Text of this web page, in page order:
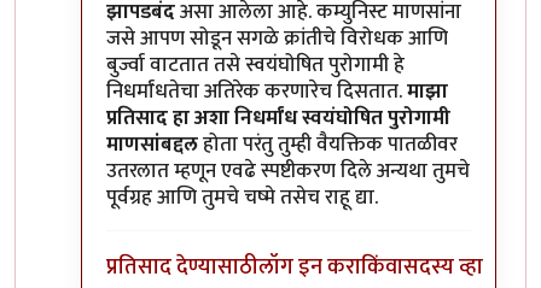
झापडबंदअसा आलेला आहे. कम्युनिस्ट माणसांना
जसे आपण सोडून सगळे क्रांतीचे विरोधक आणि
बुर्ज्वा वाटतात तसे स्वयंघोषित पुरोगामी हे
निधर्मांधतेचा अतिरेक करणारेच दिसतात.माझा
प्रतिसाद हा अशा निधर्मांध स्वयंघोषित पुरोगामी
माणसांबद्दलहोता परंतु तुम्ही वैयक्तिक पातळीवर
उतरलात म्हणून एवढे स्पष्टीकरण दिले अन्यथा तुमचे
पूर्वग्रह आणि तुमचे चष्मे तसेच राहू द्या.
प्रतिसाद देण्यासाठीलॉग इन कराकिंवासदस्य व्हा